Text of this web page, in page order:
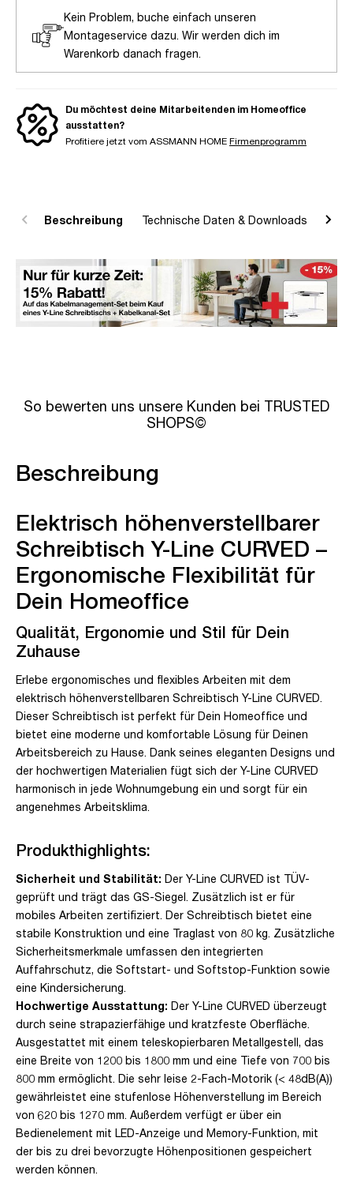
Kein Problem, buche einfach unseren
Montageservice dazu. Wir werden dich im
Warenkorb danach fragen.
Du möchtest deine Mitarbeitenden im Homeoffice
ausstatten?
Profitiere jetzt vom ASSMANN HOME Firmenprogramm
Beschreibung Technische Daten & Downloads
So bewerten uns unsere Kunden bei TRUSTED
SHOPS©
Beschreibung
Elektrisch höhenverstellbarer
Schreibtisch Y-Line CURVED –
Ergonomische Flexibilität für
Dein Homeoffice
Qualität, Ergonomie und Stil für Dein
Zuhause
Erlebe ergonomisches und flexibles Arbeiten mit dem
elektrisch höhenverstellbaren Schreibtisch Y-Line CURVED.
Dieser Schreibtisch ist perfekt für Dein Homeoffice und
bietet eine moderne und komfortable Lösung für Deinen
Arbeitsbereich zu Hause. Dank seines eleganten Designs und
der hochwertigen Materialien fügt sich der Y-Line CURVED
harmonisch in jede Wohnumgebung ein und sorgt für ein
angenehmes Arbeitsklima.
Produkthighlights:
Sicherheit und Stabilität: Der Y-Line CURVED ist TÜV-
geprüft und trägt das GS-Siegel. Zusätzlich ist er für
mobiles Arbeiten zertifiziert. Der Schreibtisch bietet eine
stabile Konstruktion und eine Traglast von 80 kg. Zusätzliche
Sicherheitsmerkmale umfassen den integrierten
Auffahrschutz, die Softstart- und Softstop-Funktion sowie
eine Kindersicherung.
Hochwertige Ausstattung: Der Y-Line CURVED überzeugt
durch seine strapazierfähige und kratzfeste Oberfläche.
Ausgestattet mit einem teleskopierbaren Metallgestell, das
eine Breite von 1200 bis 1800 mm und eine Tiefe von 700 bis
800 mm ermöglicht. Die sehr leise 2-Fach-Motorik (< 48dB(A))
gewährleistet eine stufenlose Höhenverstellung im Bereich
von 620 bis 1270 mm. Außerdem verfügt er über ein
Bedienelement mit LED-Anzeige und Memory-Funktion, mit
der bis zu drei bevorzugte Höhenpositionen gespeichert
werden können.